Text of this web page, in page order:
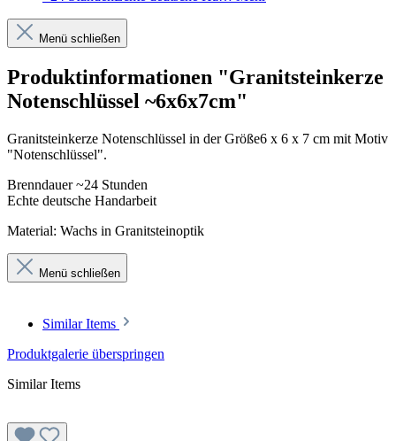
Menü schließen
Produktinformationen "Granitsteinkerze
Notenschlüssel ~6x6x7cm"
Granitsteinkerze Notenschlüssel in der Größe6 x 6 x 7 cm mit Motiv
"Notenschlüssel".
Brenndauer ~24 Stunden
Echte deutsche Handarbeit
Material: Wachs in Granitsteinoptik
Menü schließen
Similar Items
Produktgalerie überspringen
Similar Items